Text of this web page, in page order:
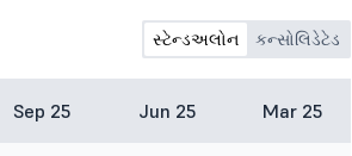
સ્ટેન્ડઅલોન કન્સોલિડેટેડ
Sep 25 Jun 25 Mar 25